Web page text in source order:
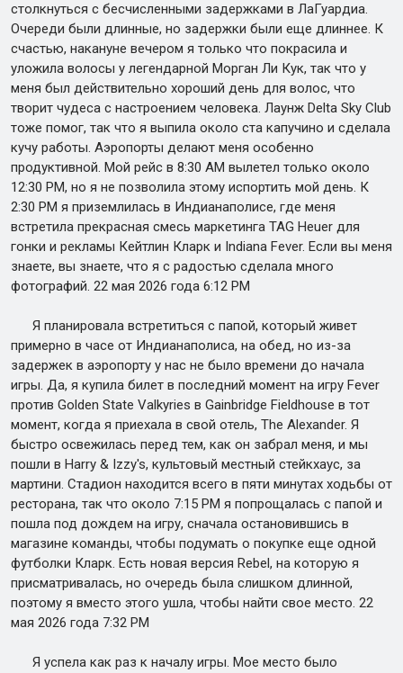
столкнуться с бесчисленными задержками в ЛаГуардиа.
Очереди были длинные, но задержки были еще длиннее. К
счастью, накануне вечером я только что покрасила и
уложила волосы у легендарной Морган Ли Кук, так что у
меня был действительно хороший день для волос, что
творит чудеса с настроением человека. Лаунж Delta Sky Club
тоже помог, так что я выпила около ста капучино и сделала
кучу работы. Аэропорты делают меня особенно
продуктивной. Мой рейс в 8:30 AM вылетел только около
12:30 PM, но я не позволила этому испортить мой день. К
2:30 PM я приземлилась в Индианаполисе, где меня
встретила прекрасная смесь маркетинга TAG Heuer для
гонки и рекламы Кейтлин Кларк и Indiana Fever. Если вы меня
знаете, вы знаете, что я с радостью сделала много
фотографий. 22 мая 2026 года 6:12 PM
Я планировала встретиться с папой, который живет
примерно в часе от Индианаполиса, на обед, но из-за
задержек в аэропорту у нас не было времени до начала
игры. Да, я купила билет в последний момент на игру Fever
против Golden State Valkyries в Gainbridge Fieldhouse в тот
момент, когда я приехала в свой отель, The Alexander. Я
быстро освежилась перед тем, как он забрал меня, и мы
пошли в Harry & Izzy's, культовый местный стейкхаус, за
мартини. Стадион находится всего в пяти минутах ходьбы от
ресторана, так что около 7:15 PM я попрощалась с папой и
пошла под дождем на игру, сначала остановившись в
магазине команды, чтобы подумать о покупке еще одной
футболки Кларк. Есть новая версия Rebel, на которую я
присматривалась, но очередь была слишком длинной,
поэтому я вместо этого ушла, чтобы найти свое место. 22
мая 2026 года 7:32 PM
Я успела как раз к началу игры. Мое место было